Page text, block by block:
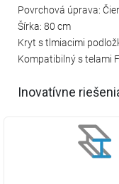
Povrchová úprava:
Šírka: 80 cm
Kryt s tlmiacimi
Kompatibilný s telami
Inovatívne